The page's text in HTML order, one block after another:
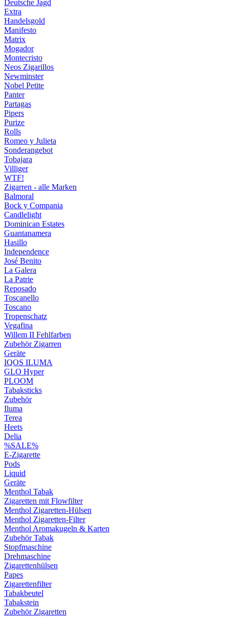
Deutsche Jagd
Extra
Handelsgold
Manifesto
Matrix
Mogador
Montecristo
Neos Zigarillos
Newminster
Nobel Petite
Panter
Partagas
Pipers
Purize
Rolls
Romeo y Julieta
Sonderangebot
Tobajara
Villiger
WTF!
Zigarren - alle Marken
Balmoral
Bock y Compania
Candlelight
Dominican Estates
Guantanamera
Hasillo
Independence
José Benito
La Galera
La Patrie
Reposado
Toscanello
Toscano
Tropenschatz
Vegafina
Willem II Fehlfarben
Zubehör Zigarren
Geräte
IQOS ILUMA
GLO Hyper
PLOOM
Tabaksticks
Zubehör
Iluma
Terea
Heets
Delia
%SALE%
E-Zigarette
Pods
Liquid
Geräte
Menthol Tabak
Zigaretten mit Flowfilter
Menthol Zigaretten-Hülsen
Menthol Zigaretten-Filter
Menthol Aromakugeln & Karten
Zubehör Tabak
Stopfmaschine
Drehmaschine
Zigarettenhülsen
Papes
Zigarettenfilter
Tabakbeutel
Tabakstein
Zubehör Zigaretten